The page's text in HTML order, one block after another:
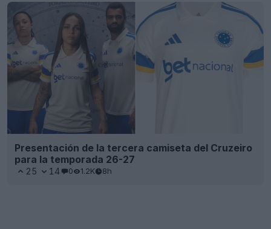
Presentación de la tercera camiseta del Cruzeiro
para la temporada 26-27
25 14 0 1.2K 8h